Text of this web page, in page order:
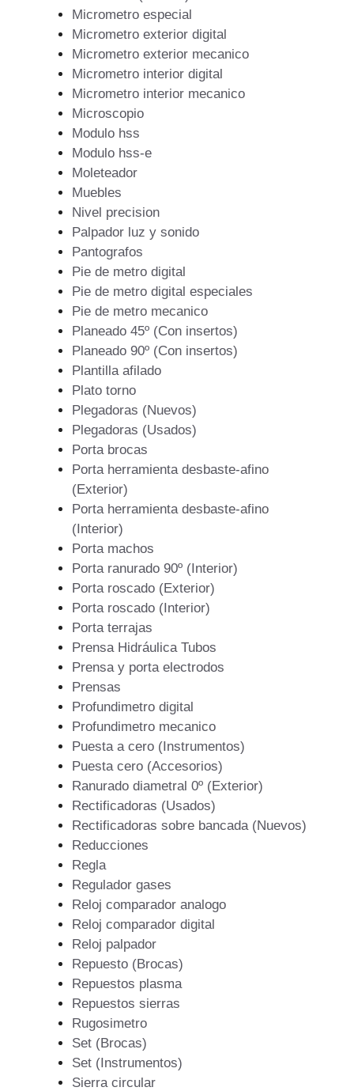
Micrometro especial
Micrometro exterior digital
Micrometro exterior mecanico
Micrometro interior digital
Micrometro interior mecanico
Microscopio
Modulo hss
Modulo hss-e
Moleteador
Muebles
Nivel precision
Palpador luz y sonido
Pantografos
Pie de metro digital
Pie de metro digital especiales
Pie de metro mecanico
Planeado 45º (Con insertos)
Planeado 90º (Con insertos)
Plantilla afilado
Plato torno
Plegadoras (Nuevos)
Plegadoras (Usados)
Porta brocas
Porta herramienta desbaste-afino
(Exterior)
Porta herramienta desbaste-afino
(Interior)
Porta machos
Porta ranurado 90º (Interior)
Porta roscado (Exterior)
Porta roscado (Interior)
Porta terrajas
Prensa Hidráulica Tubos
Prensa y porta electrodos
Prensas
Profundimetro digital
Profundimetro mecanico
Puesta a cero (Instrumentos)
Puesta cero (Accesorios)
Ranurado diametral 0º (Exterior)
Rectificadoras (Usados)
Rectificadoras sobre bancada (Nuevos)
Reducciones
Regla
Regulador gases
Reloj comparador analogo
Reloj comparador digital
Reloj palpador
Repuesto (Brocas)
Repuestos plasma
Repuestos sierras
Rugosimetro
Set (Brocas)
Set (Instrumentos)
Sierra circular